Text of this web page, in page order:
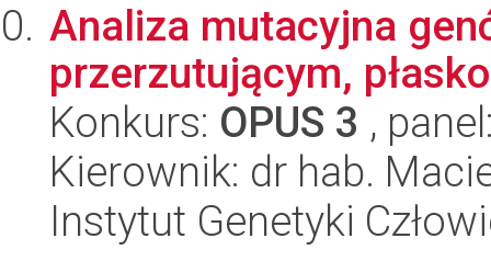
Analiza mutacyjna
przerzutującym,
Konkurs: OPUS 3 ,
Kierownik: dr hab.
Instytut Genetyki